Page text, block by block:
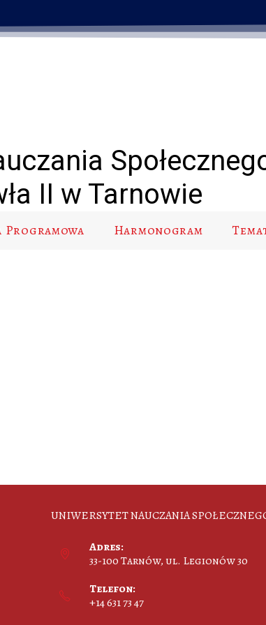
II w Tarnowie
Programowa Harmonogram
UNIWERSYTET NAUCZANIA
Adres:
33-100 Tarnów, ul. Legionów 30
Telefon:
+14 631 73 47